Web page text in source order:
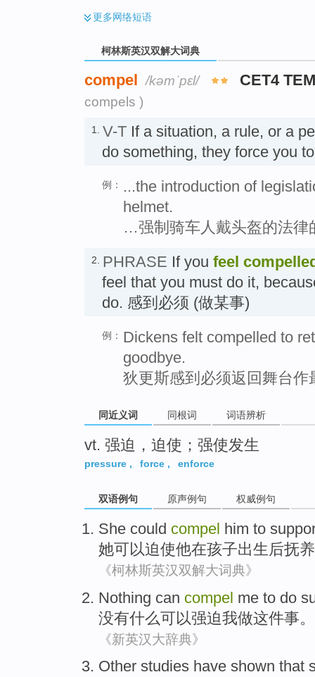
更多网络短语
柯林斯英汉双解大词典
compel /kəmˈpɛl/ CET4
compels )
1. V-T If a situation, a rule, or a
do something, they force you
例：
...the introduction of
helmet.
…强制骑车人戴头盔的法律
2. PHRASE If you feel
feel that you must do it,
do. 感到必须 (做某事)
例： Dickens felt compelled to
goodbye.
狄更斯感到必须返回舞台作
同近义词 同根词 词语辨析
vt. 强迫，迫使；强使发生
pressure , force , enforce
双语例句 原声例句 权威例句
She could compel him to
她可以迫使他在孩子出生 后抚
《柯林斯英汉双解大词典》
Nothing can compel me to do
没有什么可以强迫我做这件事。
《新英汉大辞典》
Other studies have shown that